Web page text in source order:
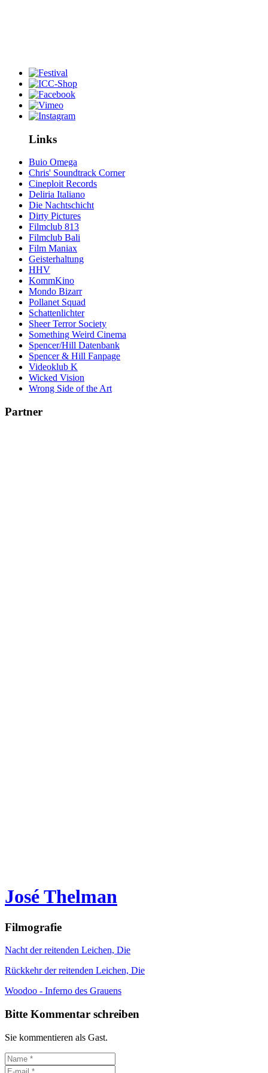
Links
Buio Omega
Chris' Soundtrack Corner
Cineploit Records
Deliria Italiano
Die Nachtschicht
Dirty Pictures
Filmclub 813
Filmclub Bali
Film Maniax
Geisterhaltung
HHV
KommKino
Mondo Bizarr
Pollanet Squad
Schattenlichter
Sheer Terror Society
Something Weird Cinema
Spencer/Hill Datenbank
Spencer & Hill Fanpage
Videoklub K
Wicked Vision
Wrong Side of the Art
Partner
José Thelman
Filmografie
Nacht der reitenden Leichen, Die
Rückkehr der reitenden Leichen, Die
Woodoo - Inferno des Grauens
Bitte Kommentar schreiben
Sie kommentieren als Gast.